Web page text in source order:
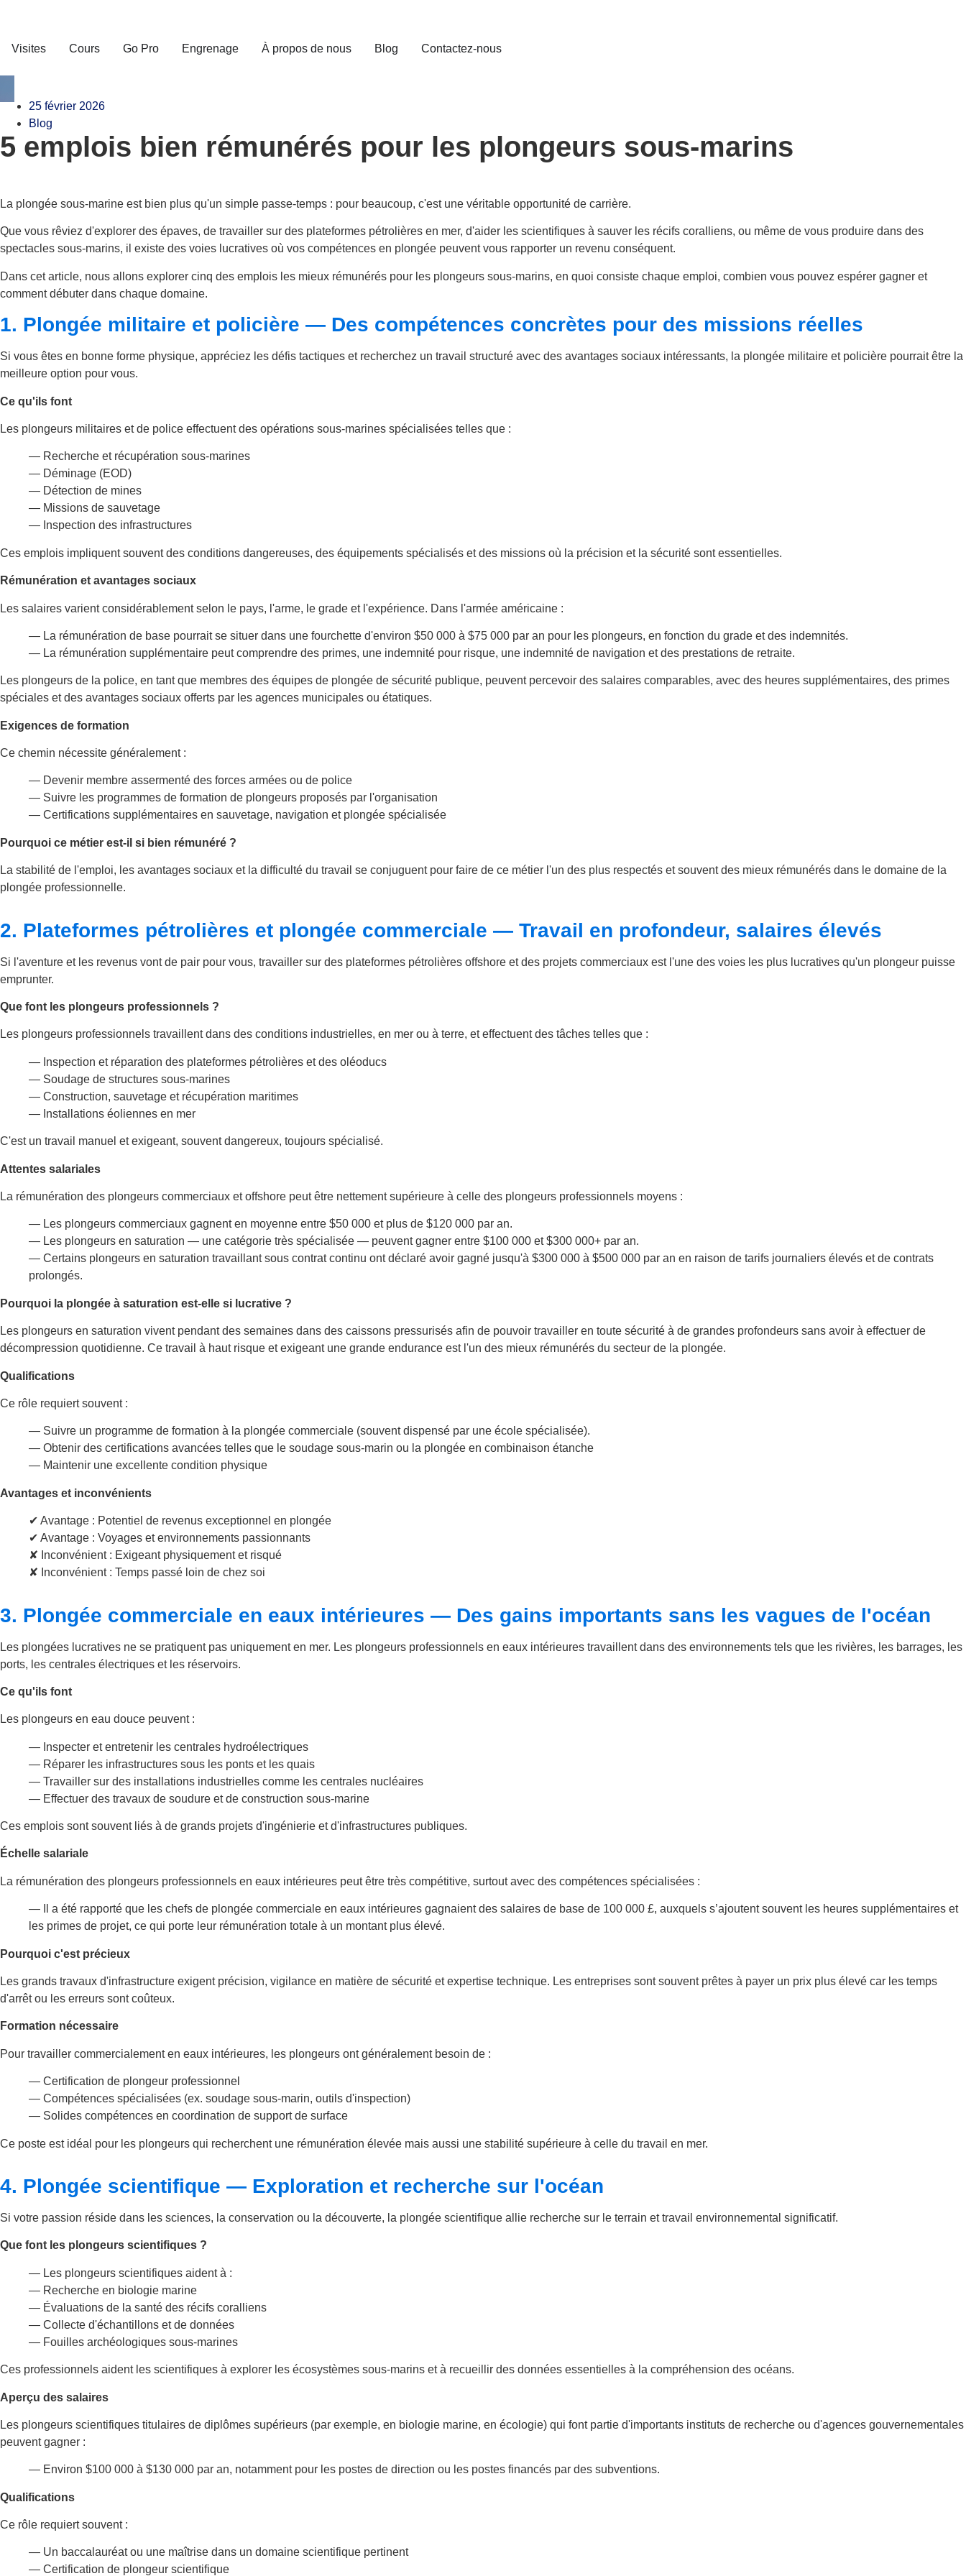
Visites Cours Go Pro Engrenage À propos de nous Blog Contactez-nous
25 février 2026
Blog
5 emplois bien rémunérés pour les plongeurs sous-marins
La plongée sous-marine est bien plus qu'un simple passe-temps : pour beaucoup, c'est une véritable opportunité de carrière.
Que vous rêviez d'explorer des épaves, de travailler sur des plateformes pétrolières en mer, d'aider les scientifiques à sauver les récifs coralliens, ou même de vous produire dans des
spectacles sous-marins, il existe des voies lucratives où vos compétences en plongée peuvent vous rapporter un revenu conséquent.
Dans cet article, nous allons explorer cinq des emplois les mieux rémunérés pour les plongeurs sous-marins, en quoi consiste chaque emploi, combien vous pouvez espérer gagner et
comment débuter dans chaque domaine.
1. Plongée militaire et policière — Des compétences concrètes pour des missions réelles
Si vous êtes en bonne forme physique, appréciez les défis tactiques et recherchez un travail structuré avec des avantages sociaux intéressants, la plongée militaire et policière pourrait être la
meilleure option pour vous.
Ce qu'ils font
Les plongeurs militaires et de police effectuent des opérations sous-marines spécialisées telles que :
— Recherche et récupération sous-marines
— Déminage (EOD)
— Détection de mines
— Missions de sauvetage
— Inspection des infrastructures
Ces emplois impliquent souvent des conditions dangereuses, des équipements spécialisés et des missions où la précision et la sécurité sont essentielles.
Rémunération et avantages sociaux
Les salaires varient considérablement selon le pays, l'arme, le grade et l'expérience. Dans l'armée américaine :
— La rémunération de base pourrait se situer dans une fourchette d'environ $50 000 à $75 000 par an pour les plongeurs, en fonction du grade et des indemnités.
— La rémunération supplémentaire peut comprendre des primes, une indemnité pour risque, une indemnité de navigation et des prestations de retraite.
Les plongeurs de la police, en tant que membres des équipes de plongée de sécurité publique, peuvent percevoir des salaires comparables, avec des heures supplémentaires, des primes
spéciales et des avantages sociaux offerts par les agences municipales ou étatiques.
Exigences de formation
Ce chemin nécessite généralement :
— Devenir membre assermenté des forces armées ou de police
— Suivre les programmes de formation de plongeurs proposés par l'organisation
— Certifications supplémentaires en sauvetage, navigation et plongée spécialisée
Pourquoi ce métier est-il si bien rémunéré ?
La stabilité de l'emploi, les avantages sociaux et la difficulté du travail se conjuguent pour faire de ce métier l'un des plus respectés et souvent des mieux rémunérés dans le domaine de la
plongée professionnelle.
2. Plateformes pétrolières et plongée commerciale — Travail en profondeur, salaires élevés
Si l'aventure et les revenus vont de pair pour vous, travailler sur des plateformes pétrolières offshore et des projets commerciaux est l'une des voies les plus lucratives qu'un plongeur puisse
emprunter.
Que font les plongeurs professionnels ?
Les plongeurs professionnels travaillent dans des conditions industrielles, en mer ou à terre, et effectuent des tâches telles que :
— Inspection et réparation des plateformes pétrolières et des oléoducs
— Soudage de structures sous-marines
— Construction, sauvetage et récupération maritimes
— Installations éoliennes en mer
C'est un travail manuel et exigeant, souvent dangereux, toujours spécialisé.
Attentes salariales
La rémunération des plongeurs commerciaux et offshore peut être nettement supérieure à celle des plongeurs professionnels moyens :
— Les plongeurs commerciaux gagnent en moyenne entre $50 000 et plus de $120 000 par an.
— Les plongeurs en saturation — une catégorie très spécialisée — peuvent gagner entre $100 000 et $300 000+ par an.
— Certains plongeurs en saturation travaillant sous contrat continu ont déclaré avoir gagné jusqu'à $300 000 à $500 000 par an en raison de tarifs journaliers élevés et de contrats
prolongés.
Pourquoi la plongée à saturation est-elle si lucrative ?
Les plongeurs en saturation vivent pendant des semaines dans des caissons pressurisés afin de pouvoir travailler en toute sécurité à de grandes profondeurs sans avoir à effectuer de
décompression quotidienne. Ce travail à haut risque et exigeant une grande endurance est l'un des mieux rémunérés du secteur de la plongée.
Qualifications
Ce rôle requiert souvent :
— Suivre un programme de formation à la plongée commerciale (souvent dispensé par une école spécialisée).
— Obtenir des certifications avancées telles que le soudage sous-marin ou la plongée en combinaison étanche
— Maintenir une excellente condition physique
Avantages et inconvénients
✔ Avantage : Potentiel de revenus exceptionnel en plongée
✔ Avantage : Voyages et environnements passionnants
✘ Inconvénient : Exigeant physiquement et risqué
✘ Inconvénient : Temps passé loin de chez soi
3. Plongée commerciale en eaux intérieures — Des gains importants sans les vagues de l'océan
Les plongées lucratives ne se pratiquent pas uniquement en mer. Les plongeurs professionnels en eaux intérieures travaillent dans des environnements tels que les rivières, les barrages, les
ports, les centrales électriques et les réservoirs.
Ce qu'ils font
Les plongeurs en eau douce peuvent :
— Inspecter et entretenir les centrales hydroélectriques
— Réparer les infrastructures sous les ponts et les quais
— Travailler sur des installations industrielles comme les centrales nucléaires
— Effectuer des travaux de soudure et de construction sous-marine
Ces emplois sont souvent liés à de grands projets d'ingénierie et d'infrastructures publiques.
Échelle salariale
La rémunération des plongeurs professionnels en eaux intérieures peut être très compétitive, surtout avec des compétences spécialisées :
— Il a été rapporté que les chefs de plongée commerciale en eaux intérieures gagnaient des salaires de base de 100 000 £, auxquels s’ajoutent souvent les heures supplémentaires et
les primes de projet, ce qui porte leur rémunération totale à un montant plus élevé.
Pourquoi c'est précieux
Les grands travaux d'infrastructure exigent précision, vigilance en matière de sécurité et expertise technique. Les entreprises sont souvent prêtes à payer un prix plus élevé car les temps
d'arrêt ou les erreurs sont coûteux.
Formation nécessaire
Pour travailler commercialement en eaux intérieures, les plongeurs ont généralement besoin de :
— Certification de plongeur professionnel
— Compétences spécialisées (ex. soudage sous-marin, outils d'inspection)
— Solides compétences en coordination de support de surface
Ce poste est idéal pour les plongeurs qui recherchent une rémunération élevée mais aussi une stabilité supérieure à celle du travail en mer.
4. Plongée scientifique — Exploration et recherche sur l'océan
Si votre passion réside dans les sciences, la conservation ou la découverte, la plongée scientifique allie recherche sur le terrain et travail environnemental significatif.
Que font les plongeurs scientifiques ?
— Les plongeurs scientifiques aident à :
— Recherche en biologie marine
— Évaluations de la santé des récifs coralliens
— Collecte d'échantillons et de données
— Fouilles archéologiques sous-marines
Ces professionnels aident les scientifiques à explorer les écosystèmes sous-marins et à recueillir des données essentielles à la compréhension des océans.
Aperçu des salaires
Les plongeurs scientifiques titulaires de diplômes supérieurs (par exemple, en biologie marine, en écologie) qui font partie d'importants instituts de recherche ou d'agences gouvernementales
peuvent gagner :
— Environ $100 000 à $130 000 par an, notamment pour les postes de direction ou les postes financés par des subventions.
Qualifications
Ce rôle requiert souvent :
— Un baccalauréat ou une maîtrise dans un domaine scientifique pertinent
— Certification de plongeur scientifique